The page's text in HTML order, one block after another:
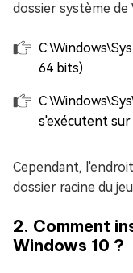
dossier système de
64 bits)
s'exécutent sur
Cependant,
dossier racine du
2. Comment
Windows 10 ?